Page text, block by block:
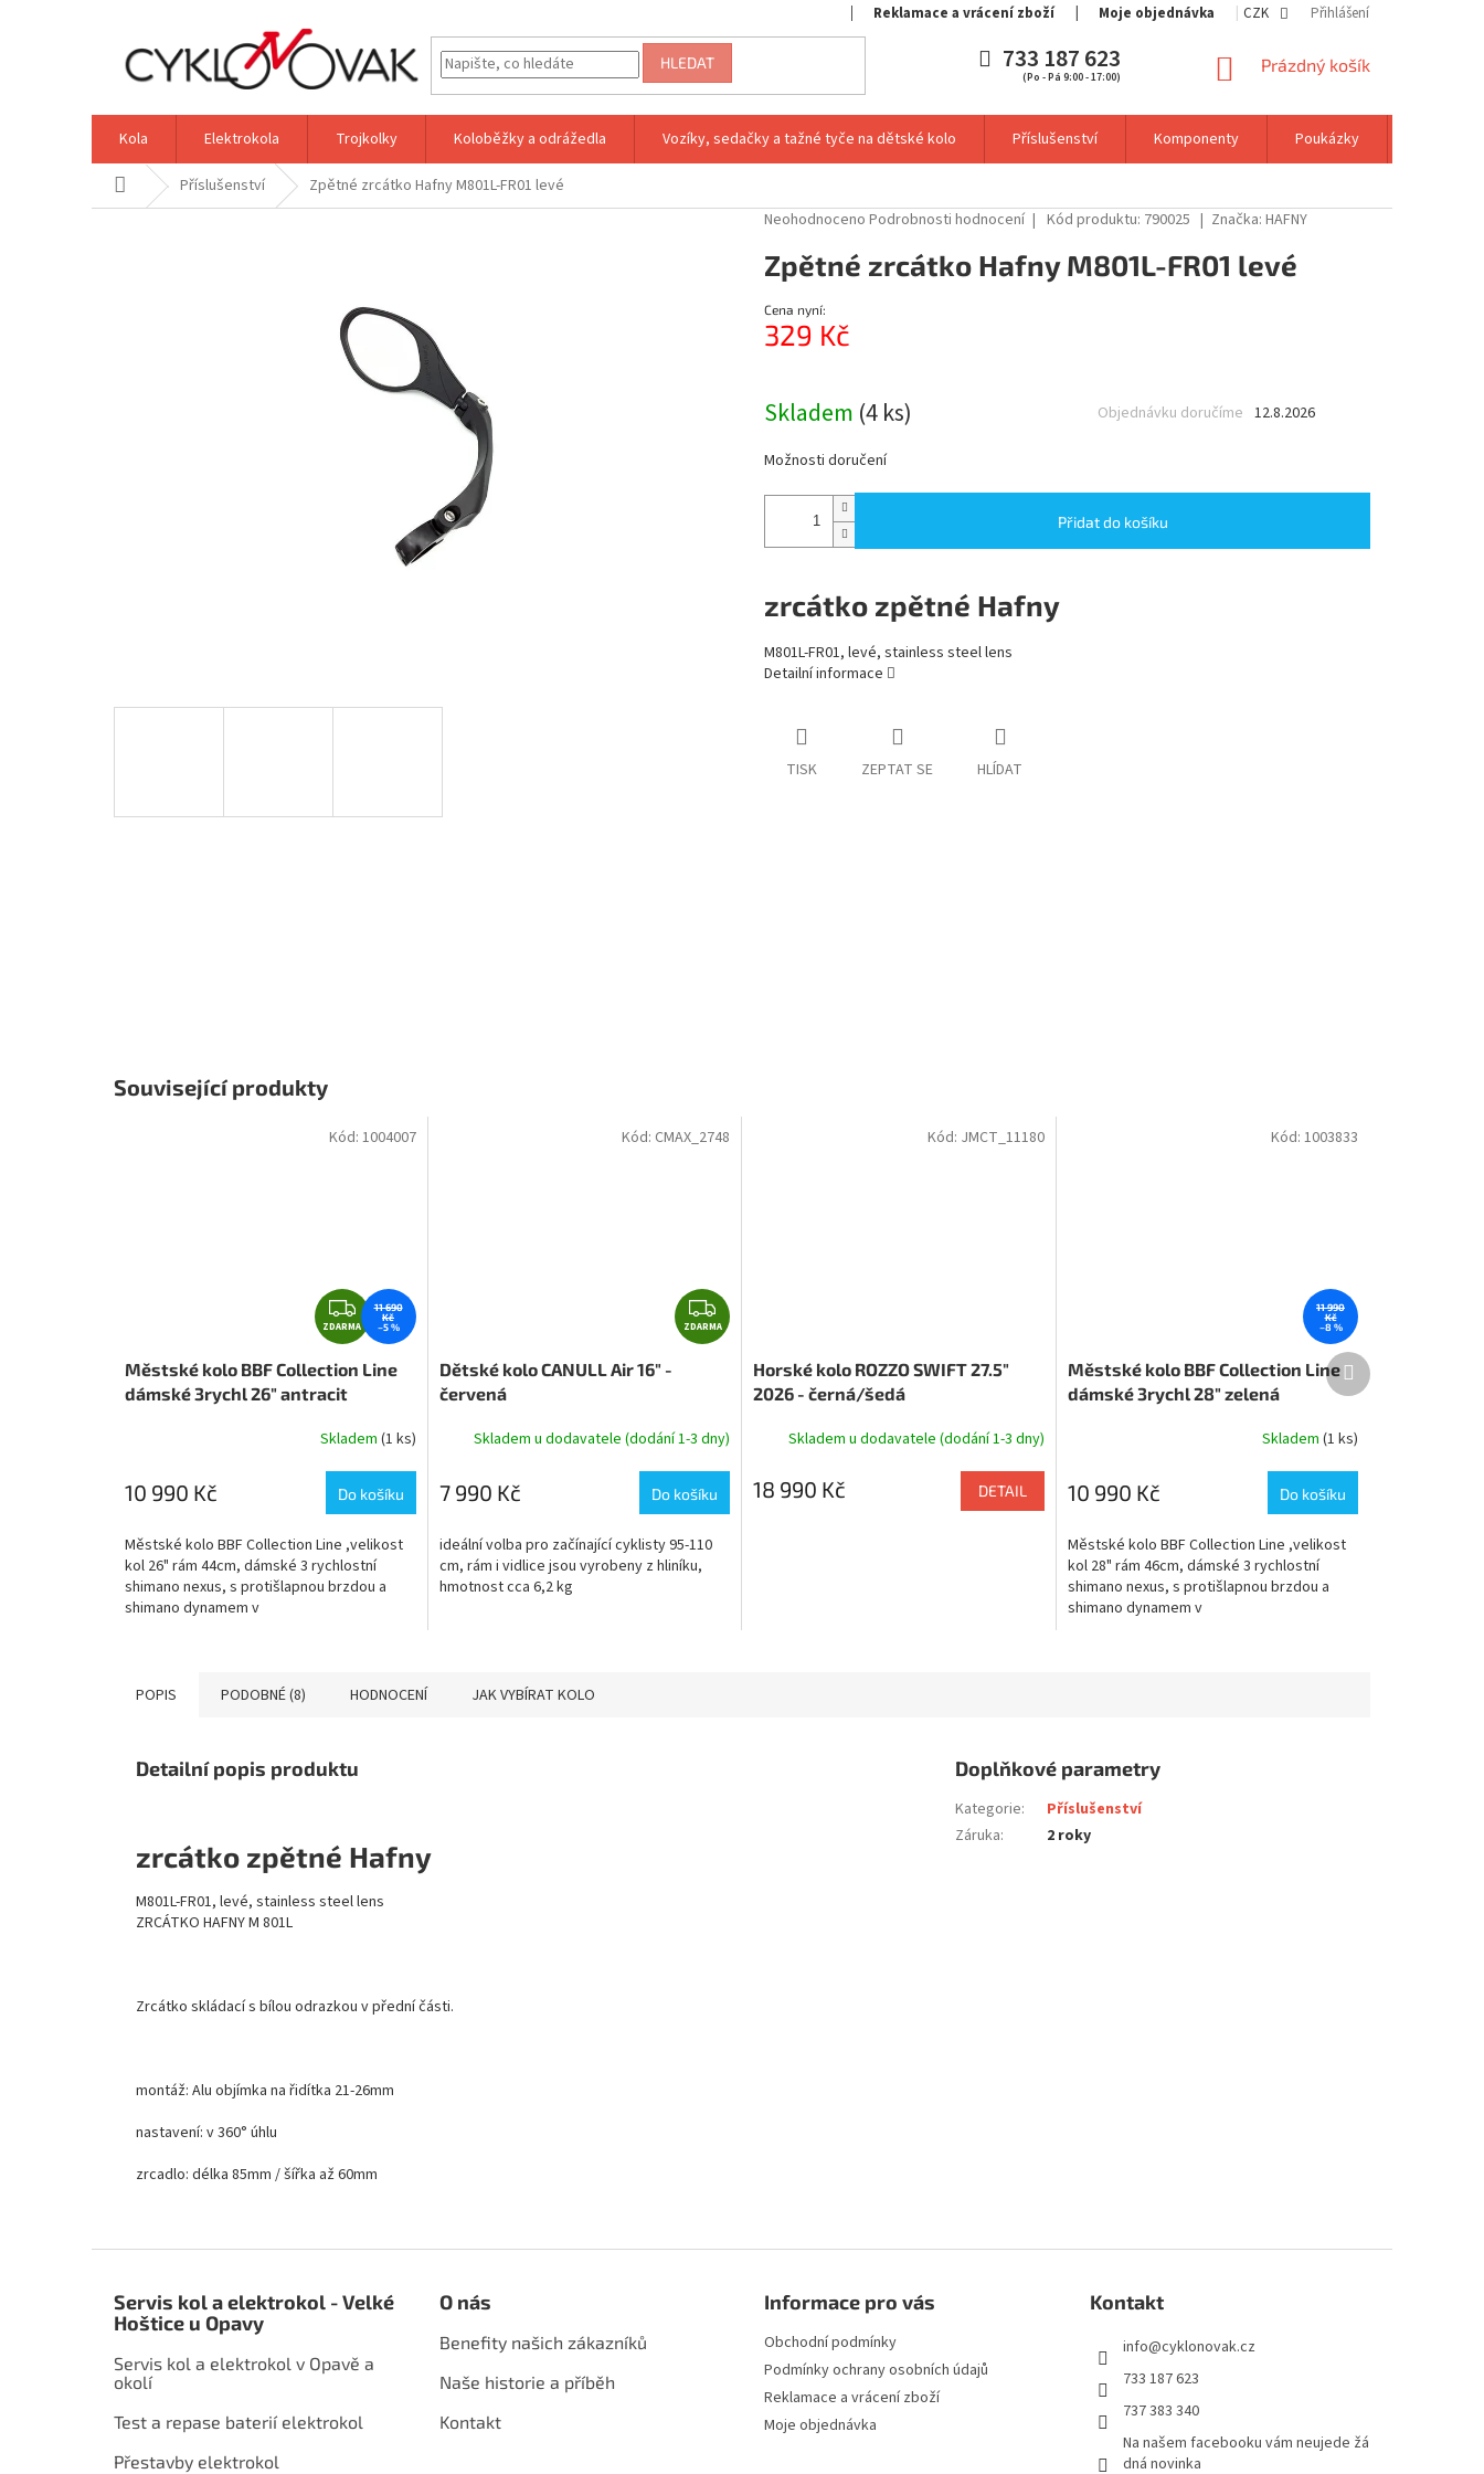
Reklamace a vrácení zboží Moje objednávka CZK Přihlášení
HLEDAT 733 187 623
(Po - Pá 9:00 - 17:00)
NÁKUPNÍ
Prázdný košík
Kola Elektrokola Trojkolky Koloběžky a odrážedla Vozíky, sedačky a tažné tyče na dětské kolo Příslušenství Komponenty Poukázky
Domů Příslušenství
Zpětné zrcátko Hafny M801L-FR01 levé
Průměrné
produktu
je
0,0
z
5
Neohodnoceno Podrobnosti hodnocení Kód produktu: 790025 Značka:HAFNY
Zpětné zrcátko Hafny M801L-FR01 levé
Cena nyní:
329 Kč
Skladem (4 ks) 12.8.2026
Objednávku doručíme
Možnosti doručení
Přidat do košíku
zrcátko zpětné Hafny
M801L-FR01, levé, stainless steel lens
Detailní informace
TISK ZEPTAT SE HLÍDAT
Související produkty
Z
D
A
A
ZDARMA
11 690
Kč
–5 %
Městské kolo BBF Collection Line
dámské 3rychl 26" antracit
Skladem (1 ks)
10 990 Kč Do košíku
Městské kolo BBF Collection Line ,velikost
kol 26" rám 44cm, dámské 3 rychlostní
shimano nexus, s protišlapnou brzdou a
shimano dynamem v
Kód: 1004007
Z
D
A
ZDARMA
Dětské kolo CANULL Air 16" -
červená
Skladem u dodavatele (dodání 1-3 dny)
7 990 Kč Do košíku
ideální volba pro začínající cyklisty 95-110
cm, rám i vidlice jsou vyrobeny z hliníku,
hmotnost cca 6,2 kg
Kód: CMAX_2748
Horské kolo ROZZO SWIFT 27.5"
2026 - černá/šedá
Skladem u dodavatele (dodání 1-3 dny)
18 990 Kč DETAIL
Kód: JMCT_11180
11 990
Kč
–8 %
Městské kolo BBF Collection Line
dámské 3rychl 28" zelená
Skladem (1 ks)
10 990 Kč Do košíku
Městské kolo BBF Collection Line ,velikost
kol 28" rám 46cm, dámské 3 rychlostní
shimano nexus, s protišlapnou brzdou a
shimano dynamem v
Kód: 1003833
Další
produkt
POPIS PODOBNÉ (8) HODNOCENÍ JAK VYBÍRAT KOLO
Detailní popis produktu
zrcátko zpětné Hafny
M801L-FR01, levé, stainless steel lens
ZRCÁTKO HAFNY M 801L
Zrcátko skládací s bílou odrazkou v přední části.
montáž: Alu objímka na řidítka 21-26mm
nastavení: v 360° úhlu
zrcadlo: délka 85mm / šířka až 60mm
Doplňkové parametry
Kategorie:
Příslušenství
Záruka: 2 roky
Servis kol a elektrokol - Velké
Hoštice u Opavy
Servis kol a elektrokol v Opavě a
okolí
Test a repase baterií elektrokol
Přestavby elektrokol
O nás
Benefity našich zákazníků
Naše historie a příběh
Kontakt
Informace pro vás
Obchodní podmínky
Podmínky ochrany osobních údajů
Reklamace a vrácení zboží
Moje objednávka
Kontakt
info@cyklonovak.cz
733 187 623
737 383 340
Na našem facebooku vám neujede žá
dná novinka